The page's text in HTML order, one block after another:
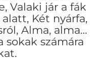
Valaki jár a fák
Két nyárfa,
Alma, alma…
sokak számára